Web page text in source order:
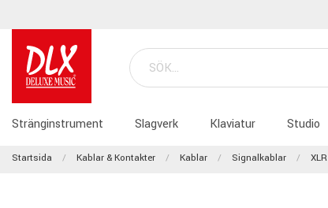
Stränginstrument Slagverk Klaviatur Studio
Startsida Kablar & Kontakter Kablar Signalkablar XLR